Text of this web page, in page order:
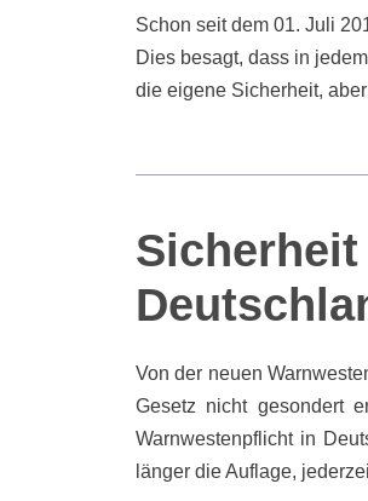
Schon seit dem 01. Juli
Dies besagt, dass in
die eigene Sicherheit,
Von der neuen
Gesetz nicht gesondert
Warnwestenpflicht in
länger die Auflage,